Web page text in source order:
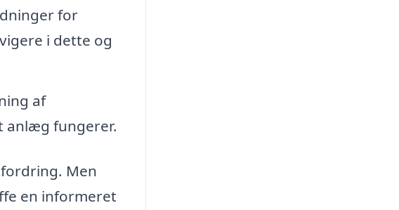
for
i dette og
af
anlæg fungerer.
Men
en informeret